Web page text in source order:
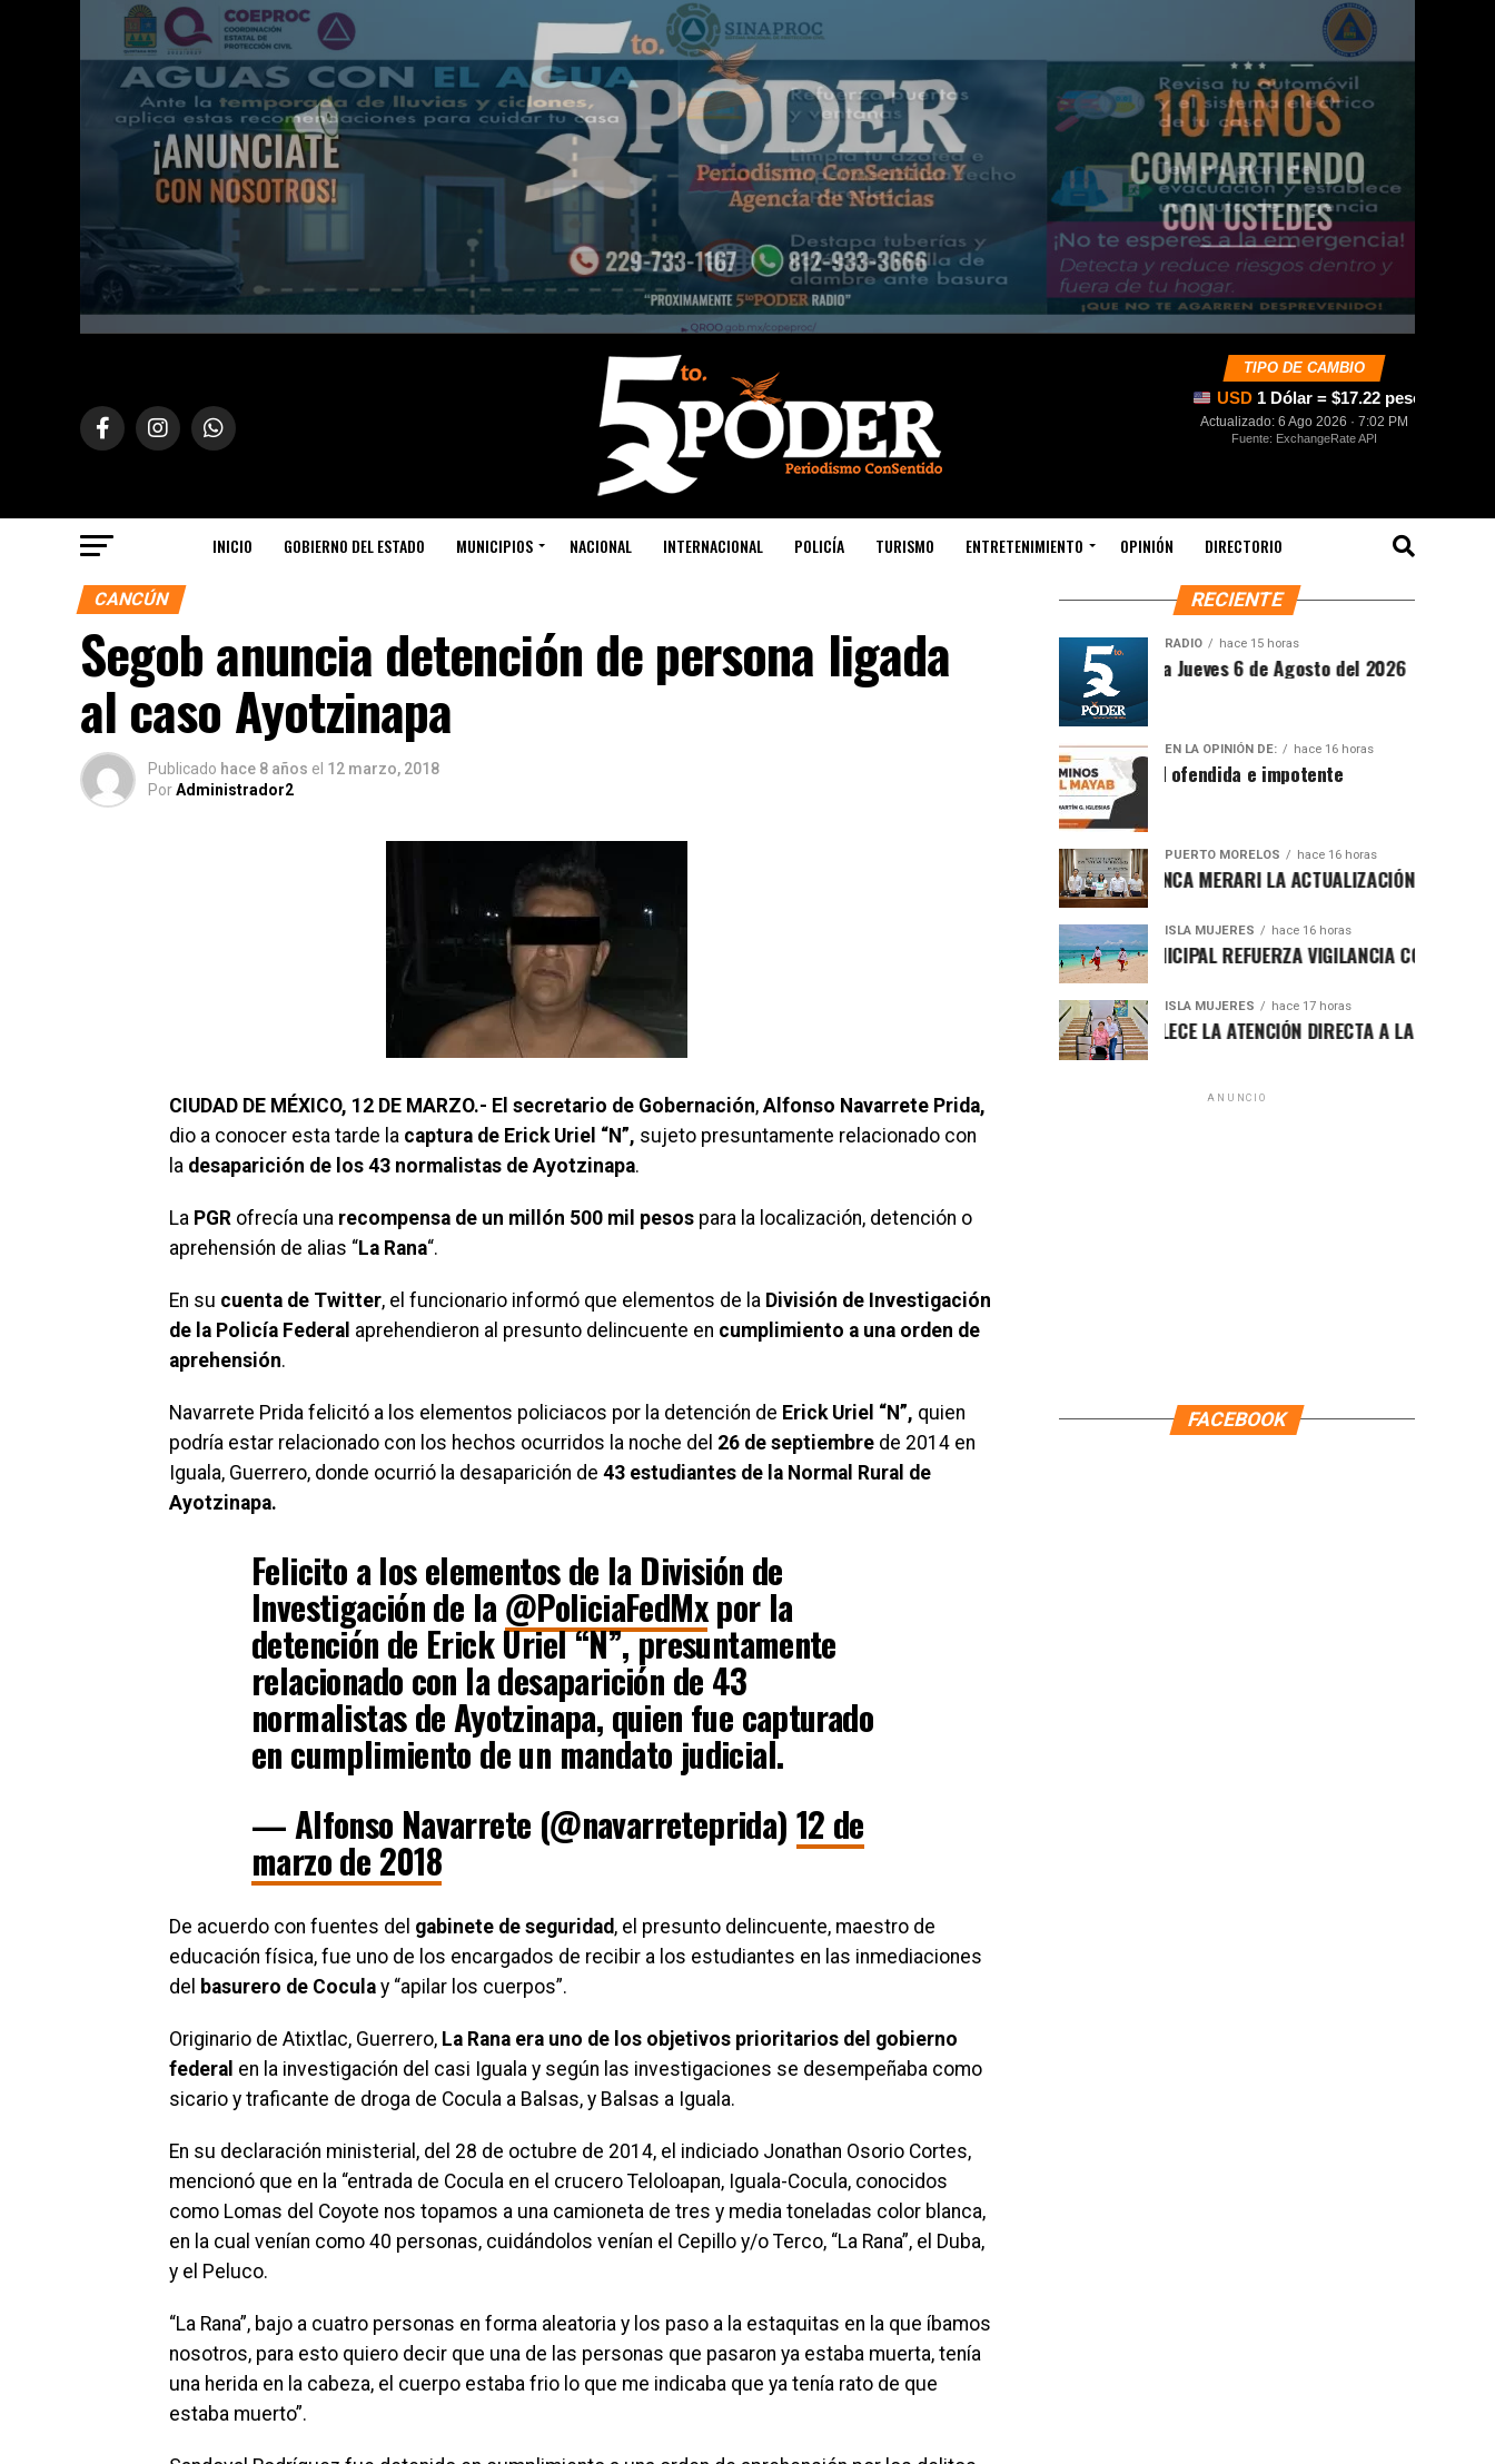
TIPO DE CAMBIO
USD 1 Dólar = $17.22 pesos
Actualizado: 6 Ago 2026 · 7:02 PM
Fuente: ExchangeRate API
INICIO GOBIERNO DEL ESTADO MUNICIPIOS NACIONAL INTERNACIONAL POLICÍA TURISMO ENTRETENIMIENTO OPINIÓN DIRECTORIO
CANCÚN
Segob anuncia detención de persona ligada
al caso Ayotzinapa
Publicado hace 8 años el 12 marzo, 2018
PorAdministrador2
CIUDAD DE MÉXICO, 12 DE MARZO.- El secretario de Gobernación, Alfonso Navarrete Prida,
dio a conocer esta tarde la captura de Erick Uriel “N”, sujeto presuntamente relacionado con
la desaparición de los 43 normalistas de Ayotzinapa.
La PGR ofrecía una recompensa de un millón 500 mil pesos para la localización, detención o
aprehensión de alias “La Rana“.
En su cuenta de Twitter, el funcionario informó que elementos de la División de Investigación
de la Policía Federal aprehendieron al presunto delincuente en cumplimiento a una orden de
aprehensión.
Navarrete Prida felicitó a los elementos policiacos por la detención de Erick Uriel “N”, quien
podría estar relacionado con los hechos ocurridos la noche del 26 de septiembre de 2014 en
Iguala, Guerrero, donde ocurrió la desaparición de 43 estudiantes de la Normal Rural de
Ayotzinapa.
Felicito a los elementos de la División de
Investigación de la@PoliciaFedMxpor la
detención de Erick Uriel “N”, presuntamente
relacionado con la desaparición de 43
normalistas de Ayotzinapa, quien fue capturado
en cumplimiento de un mandato judicial.
— Alfonso Navarrete (@navarreteprida) 12 de
marzo de 2018
De acuerdo con fuentes del gabinete de seguridad, el presunto delincuente, maestro de
educación física, fue uno de los encargados de recibir a los estudiantes en las inmediaciones
del basurero de Cocula y “apilar los cuerpos”.
Originario de Atixtlac, Guerrero, La Rana era uno de los objetivos prioritarios del gobierno
federal en la investigación del casi Iguala y según las investigaciones se desempeñaba como
sicario y traficante de droga de Cocula a Balsas, y Balsas a Iguala.
En su declaración ministerial, del 28 de octubre de 2014, el indiciado Jonathan Osorio Cortes,
mencionó que en la “entrada de Cocula en el crucero Teloloapan, Iguala-Cocula, conocidos
como Lomas del Coyote nos topamos a una camioneta de tres y media toneladas color blanca,
en la cual venían como 40 personas, cuidándolos venían el Cepillo y/o Terco, “La Rana”, el Duba,
y el Peluco.
“La Rana”, bajo a cuatro personas en forma aleatoria y los paso a la estaquitas en la que íbamos
nosotros, para esto quiero decir que una de las personas que pasaron ya estaba muerta, tenía
una herida en la cabeza, el cuerpo estaba frio lo que me indicaba que ya tenía rato de que
estaba muerto”.
RECIENTE
RADIO hace 15 horas
Síntesis Matutina Jueves 6 de Agosto del 2026
EN LA OPINIÓN DE: hace 16 horas
Sociedad ofendida e impotente
PUERTO MORELOS hace 16 horas
PRESENTA BLANCA MERARI LA ACTUALIZACIÓN DEL ATLAS DE
ISLA MUJERES hace 16 horas
GOBIERNO MUNICIPAL REFUERZA VIGILANCIA CON
ISLA MUJERES hace 17 horas
ATENEA FORTALECE LA ATENCIÓN DIRECTA A LAS FAMILIAS
ANUNCIO
FACEBOOK